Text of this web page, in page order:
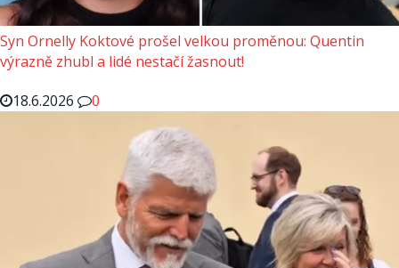
Syn Ornelly Koktové prošel velkou proměnou: Quentin
výrazně zhubl a lidé nestačí žasnout!
18.6.2026
0